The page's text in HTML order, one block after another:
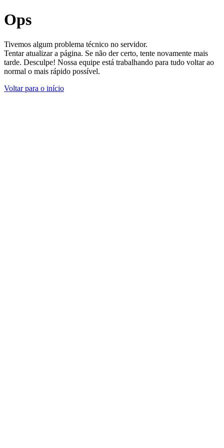
Ops
Tivemos algum problema técnico no servidor.
Tentar atualizar a página. Se não der certo, tente novamente mais
tarde. Desculpe! Nossa equipe está trabalhando para tudo voltar ao
normal o mais rápido possível.
Voltar para o início